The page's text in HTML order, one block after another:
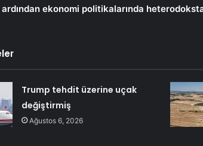
ardından ekonomi politikalarında
Trump tehdit üzerine uçak
değiştirmiş
Ağustos 6, 2026